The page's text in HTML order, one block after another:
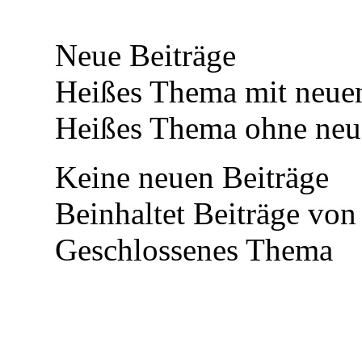
Neue Beiträge
Heißes Thema mit
Heißes Thema ohne
Keine neuen Beiträge
Beinhaltet Beiträge
Geschlossenes Thema